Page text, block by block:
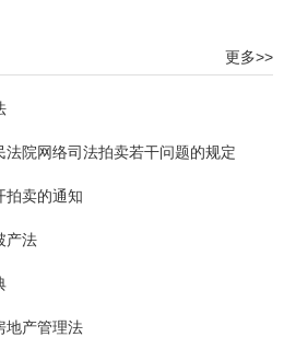
更多>>
院网络司法拍卖若干问题的规定
拍卖的通知
产法
地产管理法